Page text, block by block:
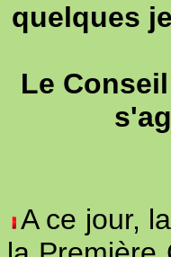
quelques
Le
A ce jour,